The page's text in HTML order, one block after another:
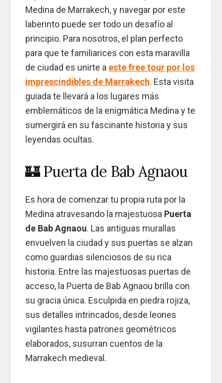
Medina de Marrakech, y navegar por este
laberinto puede ser todo un desafío al
principio. Para nosotros, el plan perfecto
para que te familiarices con esta maravilla
de ciudad es unirte a este free tour por los
imprescindibles de Marrakech. Esta visita
guiada te llevará a los lugares más
emblemáticos de la enigmática Medina y te
sumergirá en su fascinante historia y sus
leyendas ocultas.
🏰 Puerta de Bab Agnaou
Es hora de comenzar tu propia ruta por la
Medina atravesando la majestuosa Puerta
de Bab Agnaou. Las antiguas murallas
envuelven la ciudad y sus puertas se alzan
como guardias silenciosos de su rica
historia. Entre las majestuosas puertas de
acceso, la Puerta de Bab Agnaou brilla con
su gracia única. Esculpida en piedra rojiza,
sus detalles intrincados, desde leones
vigilantes hasta patrones geométricos
elaborados, susurran cuentos de la
Marrakech medieval.